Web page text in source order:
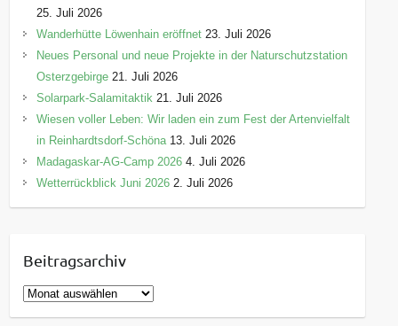
25. Juli 2026
Wanderhütte Löwenhain eröffnet 23. Juli 2026
Neues Personal und neue Projekte in der Naturschutzstation
Osterzgebirge 21. Juli 2026
Solarpark-Salamitaktik 21. Juli 2026
Wiesen voller Leben: Wir laden ein zum Fest der Artenvielfalt
in Reinhardtsdorf-Schöna 13. Juli 2026
Madagaskar-AG-Camp 2026 4. Juli 2026
Wetterrückblick Juni 2026 2. Juli 2026
Beitragsarchiv
B
e